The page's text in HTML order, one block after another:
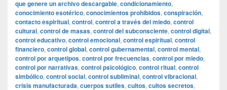
que genere un archivo descargable, condicionamiento,
conocimiento esotérico, conocimientos prohibidos, conspiración,
contacto espiritual, control, control a través del miedo, control
cultural, control de masas, control del subconsciente, control digital,
control educativo, control emocional, control espiritual, control
financiero, control global, control gubernamental, control mental,
control por arquetipos, control por frecuencias, control por miedo,
control por narrativas, control psicológico, control ritual, control
simbólico, control social, control subliminal, control vibracional,
crisis manufacturada, cuerpos sutiles, cultos, cultos secretos,